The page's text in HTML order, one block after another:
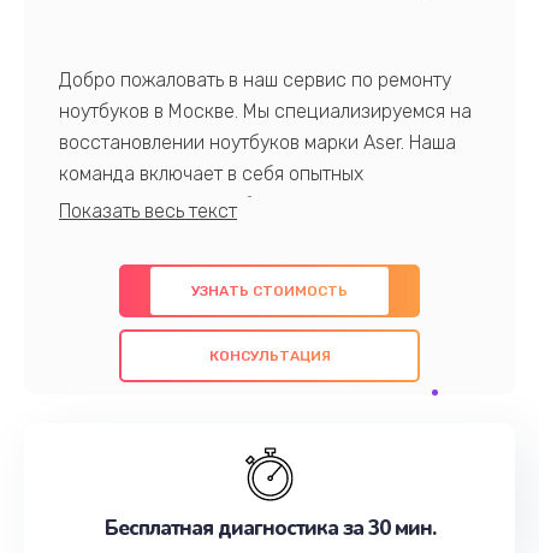
Добро пожаловать в наш сервис по ремонту
ноутбуков в Москве. Мы специализируемся на
восстановлении ноутбуков марки Aser. Наша
команда включает в себя опытных
профессионалов с обширными знаниями и
предлагаем быстрый и качественный ремонт с
использованием оригинальных компонентов, а
также гарантируем качество всех
проведенных работ. Наша цель - предоставить
наилучшим образом. Не медлите записаться на
УЗНАТЬ СТОИМОСТЬ
КОНСУЛЬТАЦИЯ
Бесплатная диагностика за 30 мин.